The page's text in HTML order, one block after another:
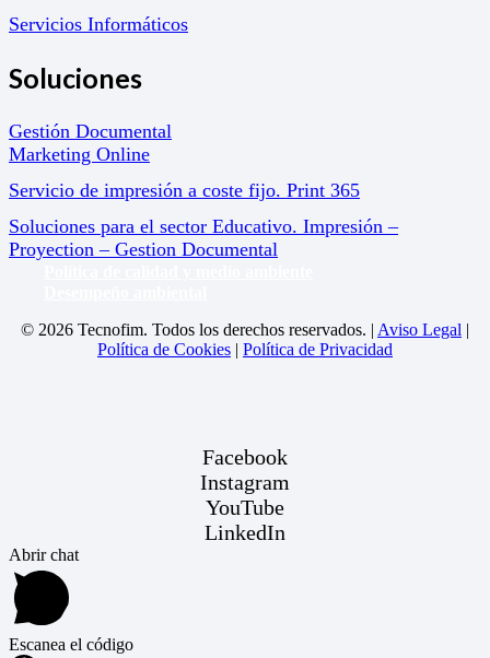
Servicios Informáticos
Soluciones
Gestión Documental
Marketing Online
Servicio de impresión a coste fijo. Print 365
Soluciones para el sector Educativo. Impresión –
Proyection – Gestion Documental
© 2026 Tecnofim. Todos los derechos reservados. | Aviso Legal |
Política de Cookies | Política de Privacidad
Facebook
Instagram
YouTube
LinkedIn
Abrir chat
Escanea el código